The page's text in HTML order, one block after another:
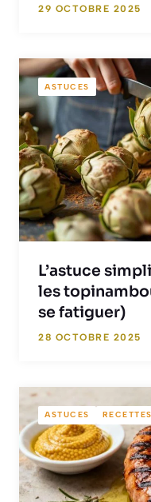
29 OCTOBRE 2025
ASTUCES
L’astuce
les
se fatiguer)
28 OCTOBRE 2025
ASTUCES RECETTES